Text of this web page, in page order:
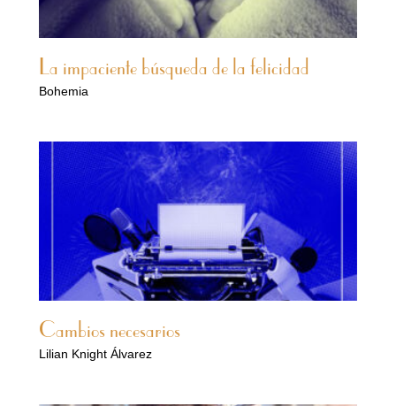
La impaciente búsqueda de la felicidad
Bohemia
Cambios necesarios
Lilian Knight Álvarez